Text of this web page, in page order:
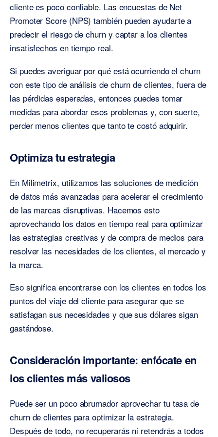
cliente es poco confiable. Las encuestas de Net
Promoter Score (NPS) también pueden ayudarte a
predecir el riesgo de churn y captar a los clientes
insatisfechos en tiempo real.
Si puedes averiguar por qué está ocurriendo el churn
con este tipo de análisis de churn de clientes, fuera de
las pérdidas esperadas, entonces puedes tomar
medidas para abordar esos problemas y, con suerte,
perder menos clientes que tanto te costó adquirir.
Optimiza tu estrategia
En Milimetrix, utilizamos las soluciones de medición
de datos más avanzadas para acelerar el crecimiento
de las marcas disruptivas. Hacemos esto
aprovechando los datos en tiempo real para optimizar
las estrategias creativas y de compra de medios para
resolver las necesidades de los clientes, el mercado y
la marca.
Eso significa encontrarse con los clientes en todos los
puntos del viaje del cliente para asegurar que se
satisfagan sus necesidades y que sus dólares sigan
gastándose.
Consideración importante: enfócate en
los clientes más valiosos
Puede ser un poco abrumador aprovechar tu tasa de
churn de clientes para optimizar la estrategia.
Después de todo, no recuperarás ni retendrás a todos